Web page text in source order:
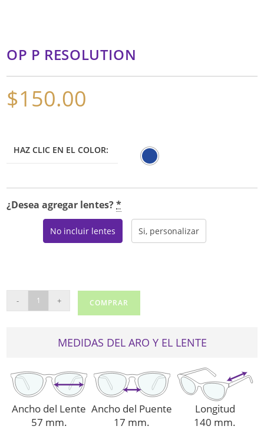
OP P RESOLUTION
$150.00
HAZ CLIC EN EL COLOR:
¿Desea agregar lentes?*
No incluir lentes Si, personalizar
P
- + COMPRAR
MEDIDAS DEL ARO Y EL LENTE
Ancho del Lente
57 mm.
Ancho del Puente
17 mm.
Longitud
140 mm.